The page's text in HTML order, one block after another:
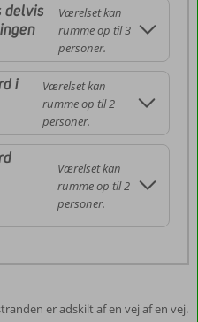
delvis
Værelset kan
rumme op til 3
personer.
i
Værelset kan
rumme op til 2
personer.
Værelset kan
rumme op til 2
personer.
er adskilt af en vej af en vej.